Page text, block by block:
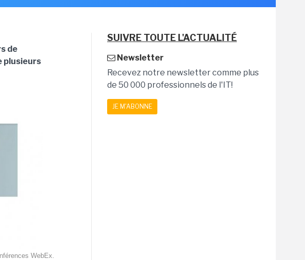
de
plusieurs
WebEx.
SUIVRE TOUTE L'ACTUALITÉ
Newsletter
Recevez notre newsletter comme plus
de 50 000 professionnels de l'IT!
JE M'ABONNE